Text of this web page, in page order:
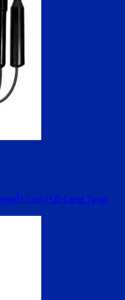
น้ำ 7in1 | SD Card Type